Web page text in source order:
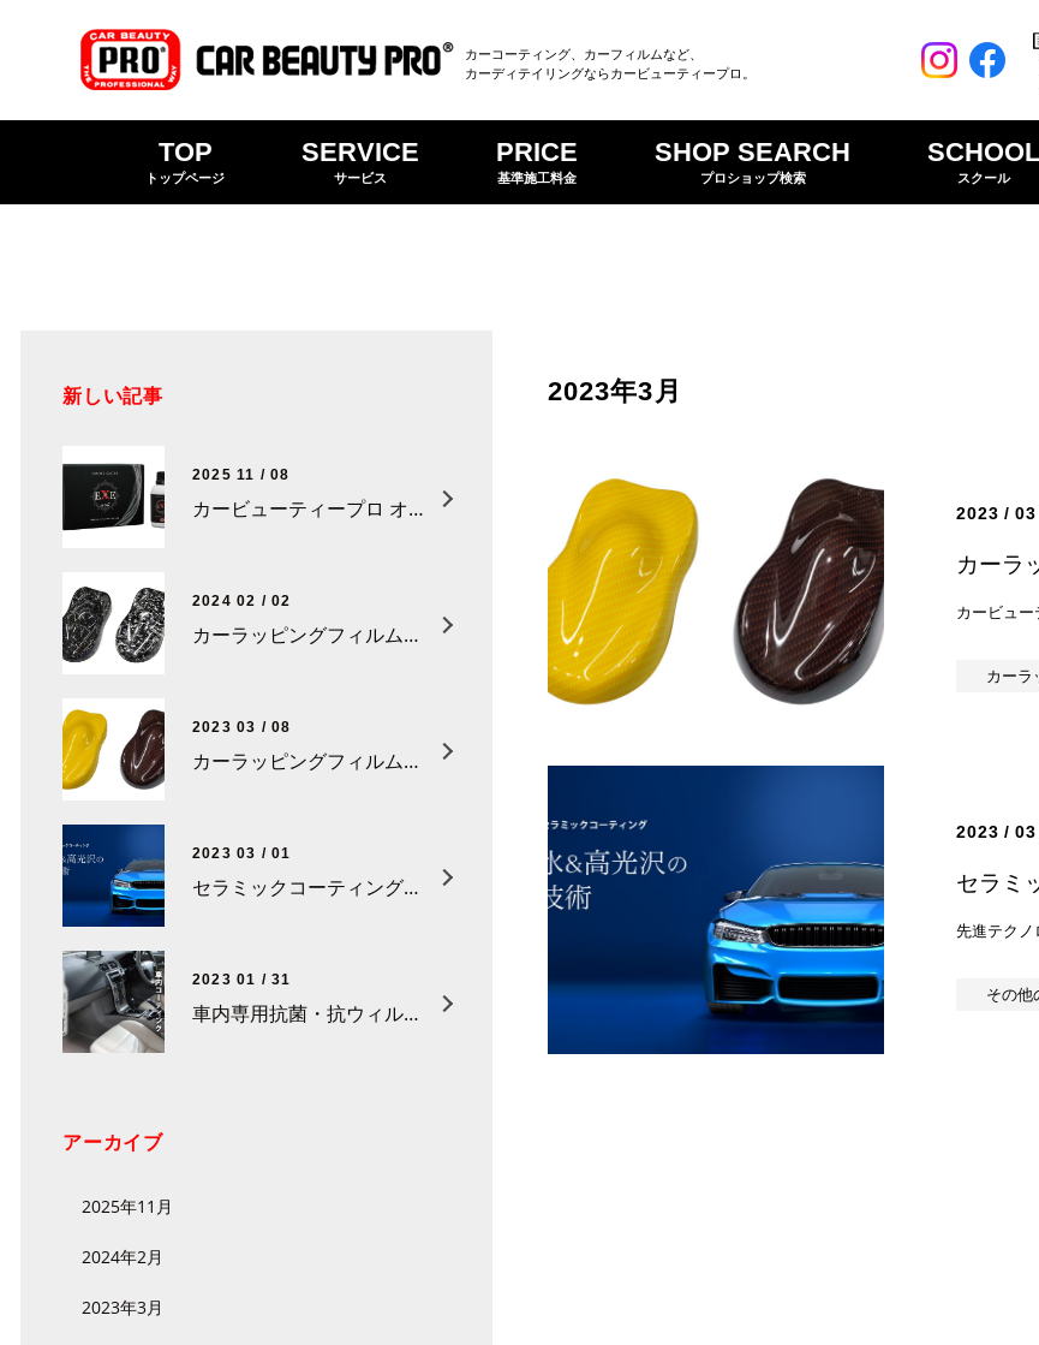
カーコーティング、カーフィルムなど、
カーディテイリングならカービューティープロ。
TOP
トップページ
SERVICE
サービス
PRICE
基準施工料金
SHOP SEARCH
プロショップ検索
SCHOOL
スクール
2023年3月
2023 /
カーラ
2023 /
セラミ
その他
新しい記事
2025 11 / 08
カービューティープロ オリジナルセラミックコーティング「EXE-zero7」新登場
2024 02 / 02
カーラッピングフィルム「フォージドカーボン」シリーズが登場。
2023 03 / 08
カーラッピングフィルム「ハイグロスカーボンR」さらに新色追加！
2023 03 / 01
セラミックコーティング新登場！
2023 01 / 31
車内専用抗菌・抗ウィルスコーティング「CS-P10 カーリフレッシュプロ」新登場！
アーカイブ
2025年11月
2024年2月
2023年3月